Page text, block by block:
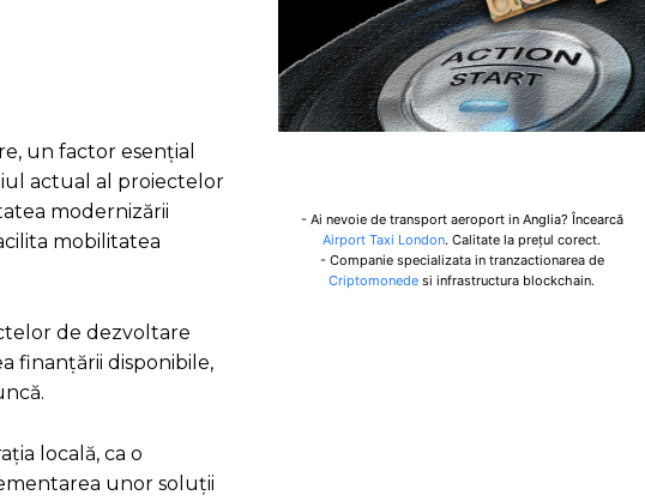
un factor esențial
actual al proiectelor
modernizării
mobilitatea
de dezvoltare
finanțării disponibile,
locală, ca o
unor soluții
- Ai nevoie de transport aeroport in Anglia? Încearcă
Airport Taxi London. Calitate la prețul corect.
- Companie specializata in tranzactionarea de
Criptomonede si infrastructura blockchain.